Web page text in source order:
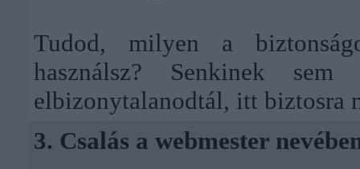
Tudod, milyen a
használsz? Senkinek
elbizonytalanodtál, itt biztosra
3. Csalás a webmester